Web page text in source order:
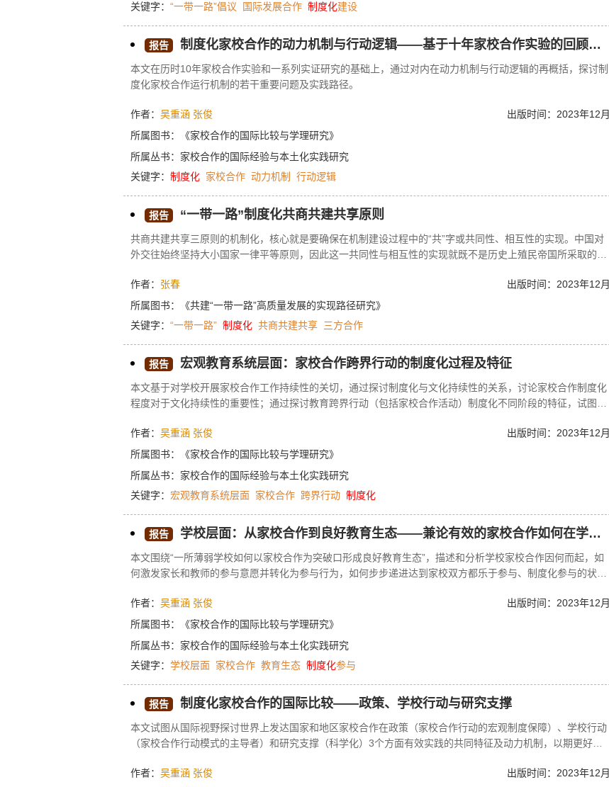
关键字： “一带一路”倡议 国际发展合作 制度化建设
报告 制度化家校合作的动力机制与行动逻辑——基于十年家校合作实验的回顾与反思
本文在历时10年家校合作实验和一系列实证研究的基础上，通过对内在动力机制与行动逻辑的再概括，探讨制
度化家校合作运行机制的若干重要问题及实践路径。
出版时间：2023年12月
作者： 吴重涵 张俊
所属图书：
《家校合作的国际比较与学理研究》
所属丛书： 家校合作的国际经验与本土化实践研究
关键字： 制度化 家校合作 动力机制 行动逻辑
报告 “一带一路”制度化共商共建共享原则
共商共建共享三原则的机制化，核心就是要确保在机制建设过程中的“共”字或共同性、相互性的实现。中国对
外交往始终坚持大小国家一律平等原则，因此这一共同性与相互性的实现就既不是历史上殖民帝国所采取的强
体现为两个方面：一是中国与共建“一带一路”合作国家之间的伙伴关系建设，这既服务于共建“一带一路”高质
量发展，也服务于更为宏观的全球新型发展伙伴关系建设；二是中国与非合作国家围绕共建“一带一路”而展开
出版时间：2023年12月
作者： 张春
所属图书：
《共建“一带一路”高质量发展的实现路径研究》
关键字： “一带一路” 制度化 共商共建共享 三方合作
报告 宏观教育系统层面：家校合作跨界行动的制度化过程及特征
本文基于对学校开展家校合作工作持续性的关切，通过探讨制度化与文化持续性的关系，讨论家校合作制度化
程度对于文化持续性的重要性；通过探讨教育跨界行动（包括家校合作活动）制度化不同阶段的特征，试图给
提出提升家校合作工作制度化水平的若干专业建议。
出版时间：2023年12月
作者： 吴重涵 张俊
所属图书：
《家校合作的国际比较与学理研究》
所属丛书： 家校合作的国际经验与本土化实践研究
关键字： 宏观教育系统层面 家校合作 跨界行动 制度化
报告 学校层面：从家校合作到良好教育生态——兼论有效的家校合作如何在学校产生
本文围绕“一所薄弱学校如何以家校合作为突破口形成良好教育生态”，描述和分析学校家校合作因何而起，如
何激发家长和教师的参与意愿并转化为参与行为，如何步步递进达到家校双方都乐于参与、制度化参与的状
效行动及教训经验等方面提取以家校合作营造良好教育生态的实践方向。
出版时间：2023年12月
作者： 吴重涵 张俊
所属图书：
《家校合作的国际比较与学理研究》
所属丛书： 家校合作的国际经验与本土化实践研究
关键字： 学校层面 家校合作 教育生态 制度化参与
报告 制度化家校合作的国际比较——政策、学校行动与研究支撑
本文试图从国际视野探讨世界上发达国家和地区家校合作在政策（家校合作行动的宏观制度保障）、学校行动
（家校合作行动模式的主导者）和研究支撑（科学化）3个方面有效实践的共同特征及动力机制，以期更好地
出版时间：2023年12月
作者： 吴重涵 张俊